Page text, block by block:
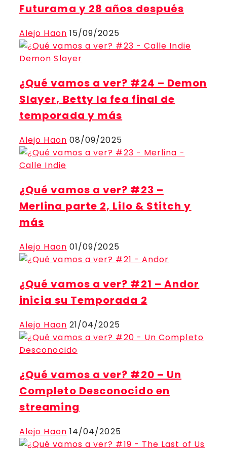
Futurama y 28 años después
Alejo Haon 15/09/2025
¿Qué vamos a ver? #24 – Demon
Slayer, Betty la fea final de
temporada y más
Alejo Haon 08/09/2025
¿Qué vamos a ver? #23 –
Merlina parte 2, Lilo & Stitch y
más
Alejo Haon 01/09/2025
¿Qué vamos a ver? #21 – Andor
inicia su Temporada 2
Alejo Haon 21/04/2025
¿Qué vamos a ver? #20 – Un
Completo Desconocido en
streaming
Alejo Haon 14/04/2025